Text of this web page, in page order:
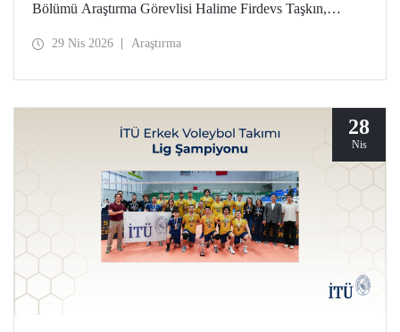
Bölümü Araştırma Görevlisi Halime Firdevs Taşkın,
Bursu kapsamında desteklenmeye hak kazandı.
29 Nis 2026 Araştırma
28
Nis